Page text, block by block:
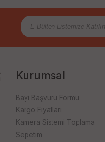
Kurumsal
Bayi Başvuru Formu
Kargo Fiyatları
Kamera Sistemi Toplama
Sepetim